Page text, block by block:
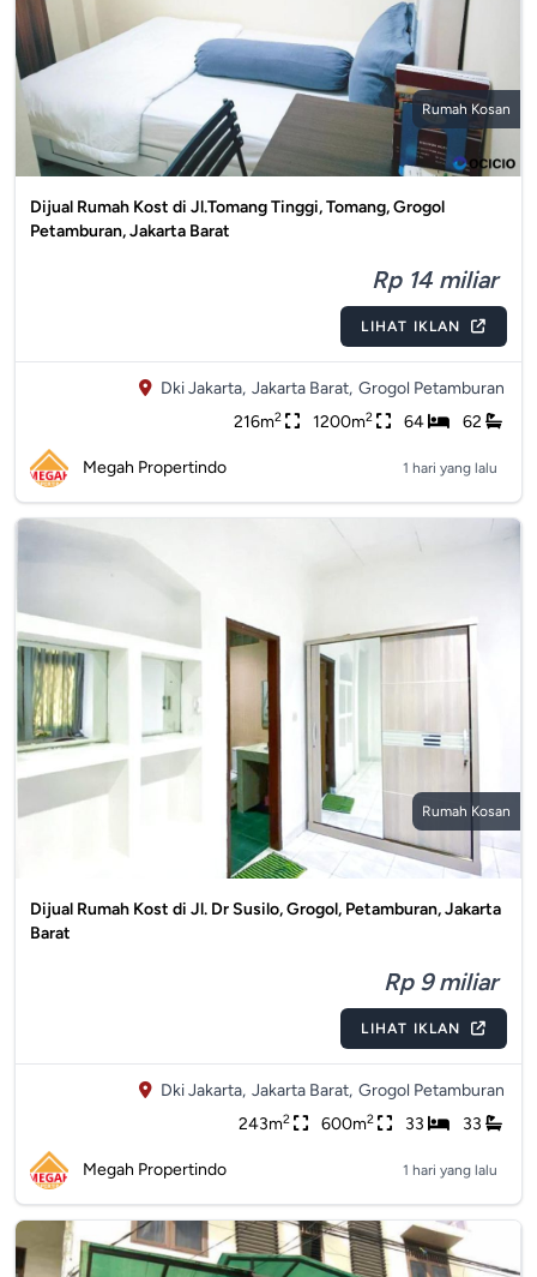
Rumah Kosan
Dijual Rumah Kost di Jl.Tomang Tinggi, Tomang, Grogol
Petamburan, Jakarta Barat
Rp 14 miliar
LIHAT IKLAN
Dki Jakarta, Jakarta Barat, Grogol Petamburan
216m2 1200m2 64 62
Megah Propertindo 1 hari yang lalu
Rumah Kosan
Dijual Rumah Kost di Jl. Dr Susilo, Grogol, Petamburan, Jakarta
Barat
Rp 9 miliar
LIHAT IKLAN
Dki Jakarta, Jakarta Barat, Grogol Petamburan
243m2 600m2 33 33
Megah Propertindo 1 hari yang lalu